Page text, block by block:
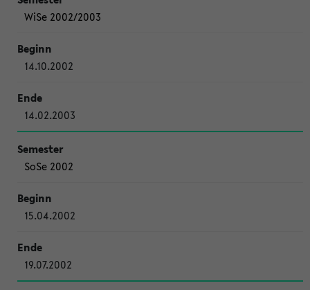
WiSe 2002/2003
14.10.2002
14.02.2003
SoSe 2002
15.04.2002
19.07.2002